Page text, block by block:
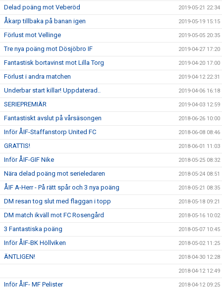
Delad poäng mot Veberöd 2019-05-21 22:34
Åkarp tillbaka på banan igen 2019-05-19 15:15
Förlust mot Vellinge 2019-05-05 20:35
Tre nya poäng mot Dösjöbro IF 2019-04-27 17:20
Fantastisk bortavinst mot Lilla Torg 2019-04-20 17:00
Förlust i andra matchen 2019-04-12 22:31
Underbar start killar! Uppdaterad.. 2019-04-06 16:18
SERIEPREMIÄR 2019-04-03 12:59
Fantastiskt avslut på vårsäsongen 2018-06-26 10:00
Inför ÅIF-Staffanstorp United FC 2018-06-08 08:46
GRATTIS! 2018-06-01 11:03
Inför ÅIF-GIF Nike 2018-05-25 08:32
Nära delad poäng mot serieledaren 2018-05-24 08:51
ÅIF A-Herr - På rätt spår och 3 nya poäng 2018-05-21 08:35
DM resan tog slut med flaggan i topp 2018-05-18 09:21
DM match ikväll mot FC Rosengård 2018-05-16 10:02
3 Fantastiska poäng 2018-05-07 10:45
Inför ÅIF-BK Höllviken 2018-05-02 11:25
ÄNTLIGEN! 2018-04-30 12:28
2018-04-12 12:49
Inför ÅIF- MF Pelister 2018-04-12 09:25